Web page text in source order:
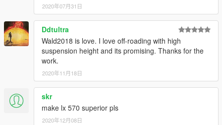
2020年07月31日
Ddtultra
Wald2018 is love. I love off-roading with high
suspension height and its promising. Thanks for the
work.
2020年11月18日
skr
make lx 570 superior pls
2020年12月08日